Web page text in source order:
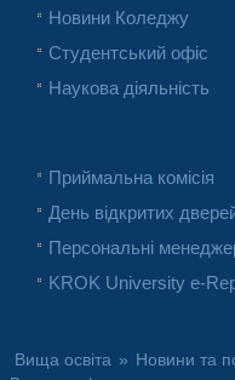
Новини Коледжу
Студентський офіс
Наукова діяльність
Приймальна комісія
День відкритих
Персональні
KROK University e-
Вища освіта » Новини та